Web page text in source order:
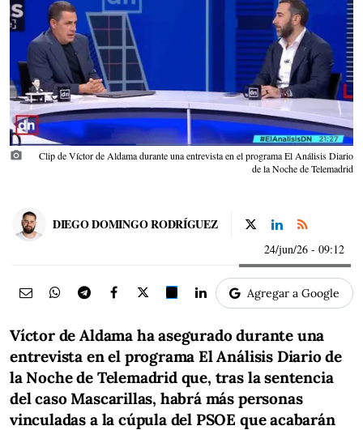
photo_camera
Clip de Víctor de Aldama durante una entrevista en el programa El Análisis Diario
de la Noche de Telemadrid
DIEGO DOMINGO RODRÍGUEZ
24/jun/26 - 09:12
Agregar a Google
Víctor de Aldama ha asegurado durante una
entrevista en el programa El Análisis Diario de
la Noche de Telemadrid que, tras la sentencia
del caso Mascarillas, habrá más personas
vinculadas a la cúpula del PSOE que acabarán